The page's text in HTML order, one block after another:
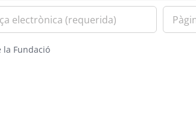
Fundació